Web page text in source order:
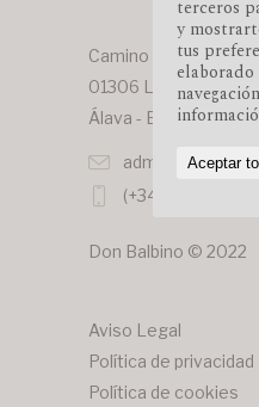
Camino de la
01306 Lapuebla de
Álava - España
(+34) 945 607 018
Don Balbino © 2022
Aviso Legal
Política de privacidad
Política de cookies
terceros
y
tus
Aceptar